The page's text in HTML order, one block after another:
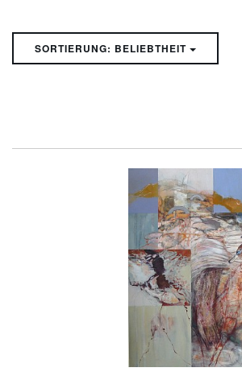
SORTIERUNG: BELIEBTHEIT